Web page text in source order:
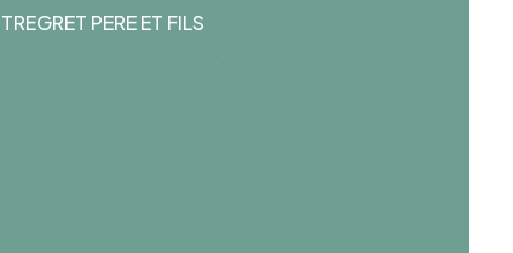
TREGRET PERE ET FILS